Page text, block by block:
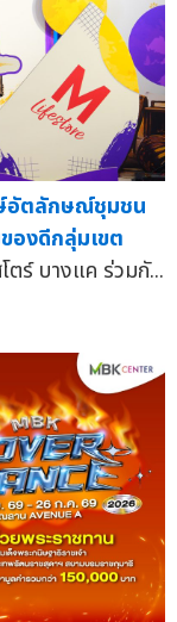
อัตลักษณ์ชุมชน
องดีกลุ่มเขต
ร์ บางแค ร่วมกั...